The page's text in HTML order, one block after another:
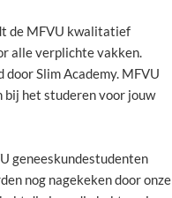
de MFVU kwalitatief
alle verplichte vakken.
Slim Academy. MFVU
bij het studeren voor jouw
geneeskundestudenten
nog nagekeken door onze